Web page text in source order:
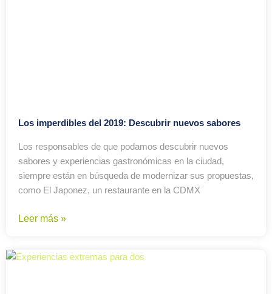
Los imperdibles del 2019: Descubrir nuevos sabores
Los responsables de que podamos descubrir nuevos
sabores y experiencias gastronómicas en la ciudad,
siempre están en búsqueda de modernizar sus propuestas,
como El Japonez, un restaurante en la CDMX
Leer más »